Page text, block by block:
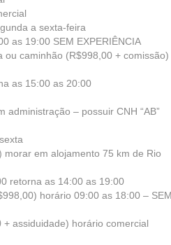
a sexta-feira
as 19:00 SEM EXPERIÊNCIA
ou caminhão (R$998,00 + comissão)
as 15:00 as 20:00
– possuir CNH “AB”
morar em alojamento 75 km de Rio
retorna as 14:00 as 19:00
horário 09:00 as 18:00 – SEM
assiduidade) horário comercial